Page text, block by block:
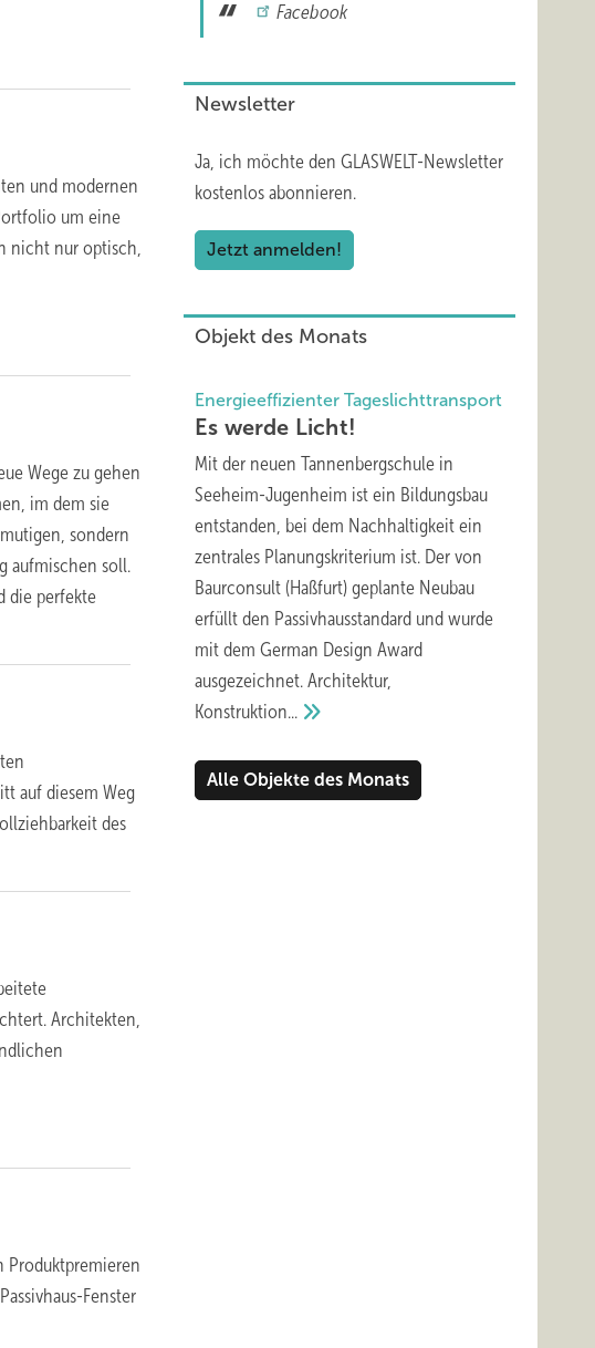
und modernen
um eine
nicht nur optisch,
Wege zu gehen
im dem sie
sondern
aufmischen soll.
die perfekte
auf diesem Weg
des
Architekten,
Produktpremieren
Fenster
Facebook
Newsletter
Ja, ich möchte den GLASWELT-Newsletter
kostenlos abonnieren.
Jetzt anmelden!
Objekt des Monats
Energieeffizienter Tageslichttransport
Es werde Licht!
Mit der neuen Tannenbergschule in
Seeheim-Jugenheim ist ein Bildungsbau
entstanden, bei dem Nachhaltigkeit ein
zentrales Planungskriterium ist. Der von
Baurconsult (Haßfurt) geplante Neubau
erfüllt den Passivhausstandard und wurde
mit dem German Design Award
ausgezeichnet. Architektur,
Konstruktion...
Alle Objekte des Monats